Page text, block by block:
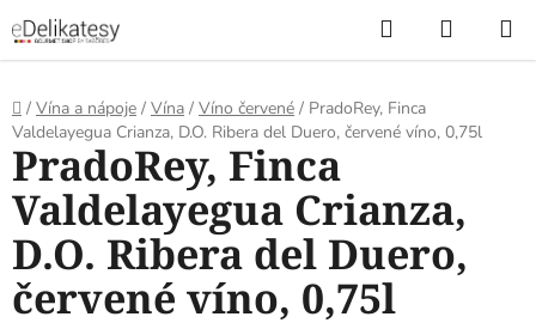
na
obsah
Hledat
KOŠÍK
Domů
/ Vína a nápoje / Vína / Víno červené / PradoRey, Finca
Valdelayegua Crianza, D.O. Ribera del Duero, červené víno, 0,75l
PradoRey, Finca
Valdelayegua Crianza,
D.O. Ribera del Duero,
červené víno, 0,75l